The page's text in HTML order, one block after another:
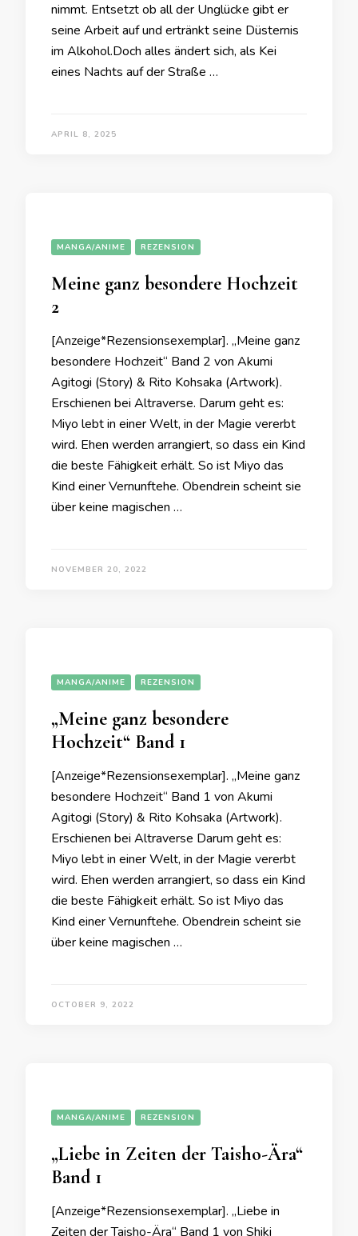
nimmt. Entsetzt ob all der Unglücke gibt er
seine Arbeit auf und ertränkt seine Düsternis
im Alkohol.Doch alles ändert sich, als Kei
eines Nachts auf der Straße …
APRIL 8, 2025
MANGA/ANIME REZENSION
Meine ganz besondere Hochzeit
2
[Anzeige*Rezensionsexemplar]. „Meine ganz
besondere Hochzeit“ Band 2 von Akumi
Agitogi (Story) & Rito Kohsaka (Artwork).
Erschienen bei Altraverse. Darum geht es:
Miyo lebt in einer Welt, in der Magie vererbt
wird. Ehen werden arrangiert, so dass ein Kind
die beste Fähigkeit erhält. So ist Miyo das
Kind einer Vernunftehe. Obendrein scheint sie
über keine magischen …
NOVEMBER 20, 2022
MANGA/ANIME REZENSION
„Meine ganz besondere
Hochzeit“ Band 1
[Anzeige*Rezensionsexemplar]. „Meine ganz
besondere Hochzeit“ Band 1 von Akumi
Agitogi (Story) & Rito Kohsaka (Artwork).
Erschienen bei Altraverse Darum geht es:
Miyo lebt in einer Welt, in der Magie vererbt
wird. Ehen werden arrangiert, so dass ein Kind
die beste Fähigkeit erhält. So ist Miyo das
Kind einer Vernunftehe. Obendrein scheint sie
über keine magischen …
OCTOBER 9, 2022
MANGA/ANIME REZENSION
„Liebe in Zeiten der Taisho-Ära“
Band 1
[Anzeige*Rezensionsexemplar]. „Liebe in
Zeiten der Taisho-Ära“ Band 1 von Shiki